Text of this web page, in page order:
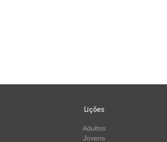
Lições
Adultos
Jovens